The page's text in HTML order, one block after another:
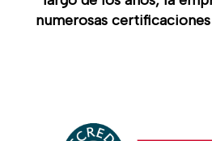
numerosas